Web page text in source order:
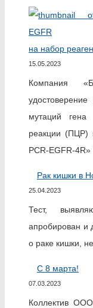
на набор
15.05.2023
Компания
мутаций
реакции (ПЦР)
PCR-EGFR-
Рак кишки в
25.04.2023
Тест,
апробирован и
о раке кишки,
C 8 марта!
07.03.2023
Коллектив